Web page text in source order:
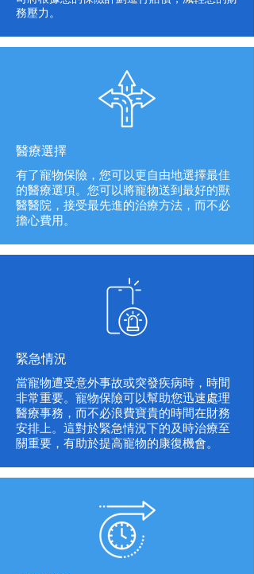
務壓力。
醫療選擇
有了寵物保險，您可以更自由地選擇最佳
的醫療選項。您可以將寵物送到最好的獸
醫醫院，接受最先進的治療方法，而不必
擔心費用。
緊急情況
當寵物遭受意外事故或突發疾病時，時間
非常重要。寵物保險可以幫助您迅速處理
醫療事務，而不必浪費寶貴的時間在財務
安排上。這對於緊急情況下的及時治療至
關重要，有助於提高寵物的康復機會。